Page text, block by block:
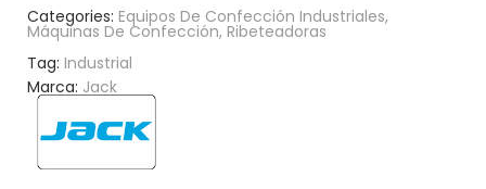
Categories: Equipos De Confección Industriales,
Máquinas De Confección, Ribeteadoras
Tag: Industrial
Marca: Jack